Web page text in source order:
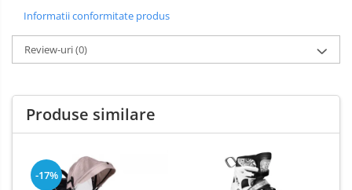
Informatii conformitate produs
Review-uri(0)
Produse similare
-17%